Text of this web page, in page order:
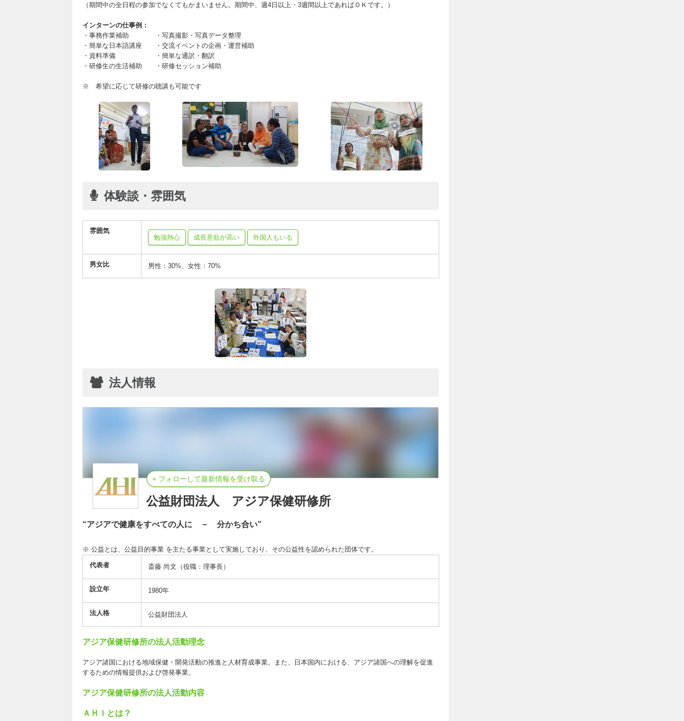
（期間中の全日程の参加でなくてもかまいません。期間中、週4日以上・3週間以上であればＯＫです。）
インターンの仕事例：
・事務作業補助 ・写真撮影・写真データ整理
・簡単な日本語講座 ・交流イベントの企画・運営補助
・資料準備 ・簡単な通訳・翻訳
・研修生の生活補助 ・研修セッション補助
※ 希望に応じて研修の聴講も可能です
体験談・雰囲気
雰囲気
勉強熱心
成長意欲が高い 外国人もいる
男女比 男性：30%、女性：70%
法人情報
+ フォローして最新情報を受け取る
公益財団法人 アジア保健研修所
“アジアで健康をすべての人に － 分かち合い”
※ 公益とは、公益目的事業 を主たる事業として実施しており、その公益性を認められた団体です。
代表者 斎藤 尚文（役職：理事長）
設立年 1980年
法人格 公益財団法人
アジア保健研修所の法人活動理念
アジア諸国における地域保健・開発活動の推進と人材育成事業。また、日本国内における、アジア諸国への理解を促進
するための情報提供および啓発事業。
アジア保健研修所の法人活動内容
ＡＨＩとは？